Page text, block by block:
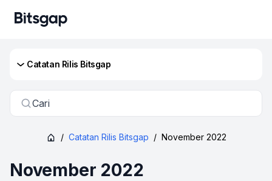
Catatan Rilis Bitsgap
Cari
/ Catatan Rilis Bitsgap / November 2022
November 2022